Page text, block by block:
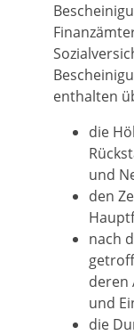
enthalten
die
und
den
nach
deren
und
die